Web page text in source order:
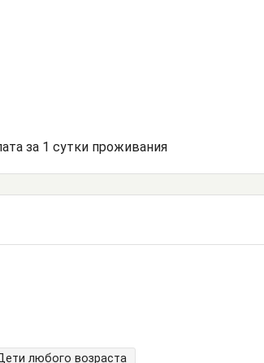
за 1 сутки проживания
любого возраста